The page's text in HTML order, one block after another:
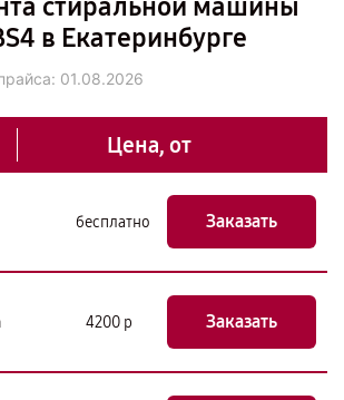
стиральной машины
в Екатеринбурге
01.08.2026
Цена, от
бесплатно Заказать
4200 р Заказать